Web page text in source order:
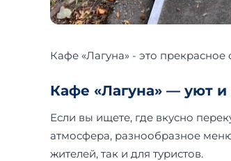
Кафе «Лагуна» - это
Кафе «Лагуна» — уют
Если вы ищете, где вкусно
атмосфера, разнообразное
жителей, так и для туристов.